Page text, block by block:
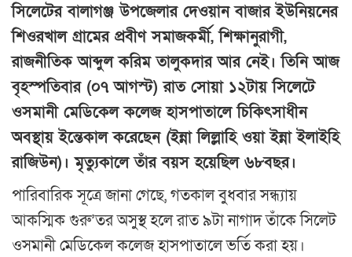
সিলেটের বালাগঞ্জ উপজেলার দেওয়ান বাজার ইউনিয়নের
শিওরখাল গ্রামের প্রবীণ সমাজকর্মী, শিক্ষানুরাগী,
রাজনীতিক আব্দুল করিম তালুকদার আর নেই। তিনি আজ
বৃহস্পতিবার (০৭ আগস্ট) রাত সোয়া ১২টায় সিলেটে
ওসমানী মেডিকেল কলেজ হাসপাতালে চিকিৎসাধীন
অবস্থায় ইন্তেকাল করেছেন (ইন্না লিল্লাহি ওয়া ইন্না ইলাইহি
রাজিউন)। মৃত্যুকালে তাঁর বয়স হয়েছিল ৬৮বছর।
পারিবারিক সূত্রে জানা গেছে, গতকাল বুধবার সন্ধ্যায়
আকস্মিক গুরু’তর অসুস্থ হলে রাত ৯টা নাগাদ তাঁকে সিলেট
ওসমানী মেডিকেল কলেজ হাসপাতালে ভর্তি করা হয়।